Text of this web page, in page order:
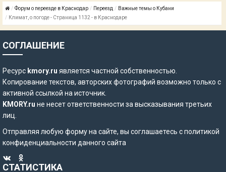
Форум о переезде в Краснодар Переезд
Важные темы о Кубани
Климат, о погоде - Страница 1132 - в Краснодаре
СОГЛАШЕНИЕ
Ресурс kmory.ru является частной собственностью.
Копирование текстов, авторских фотографий возможно только с
активной ссылкой на источник.
KMORY.ru не несет ответственности за высказывания третьих
лиц.
Отправляя любую форму на сайте, вы соглашаетесь сполитикой
конфиденциальности данного сайта
СТАТИСТИКА